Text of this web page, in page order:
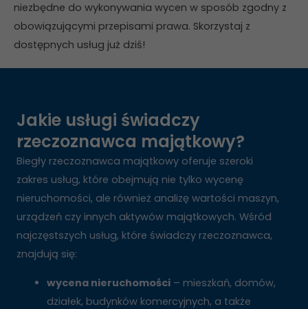
niezbędne do wykonywania wycen w sposób zgodny z
obowiązującymi przepisami prawa. Skorzystaj z
dostępnych usług już dziś!
Jakie usługi świadczy
rzeczoznawca majątkowy?
Biegły rzeczoznawca majątkowy oferuje szeroki
zakres usług, które obejmują nie tylko wycenę
nieruchomości, ale również analizę wartości maszyn,
urządzeń czy innych aktywów majątkowych. Wśród
najczęstszych usług, które świadczy rzeczoznawca,
znajdują się:
wycena nieruchomości– mieszkań, domów,
działek, budynków komercyjnych, a także